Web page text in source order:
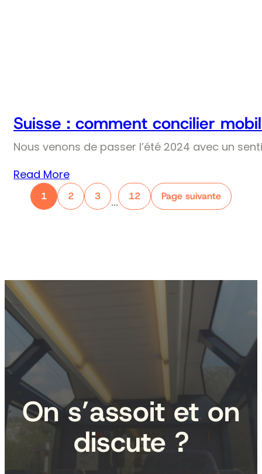
Suisse : comment concilier
Nous venons de passer l’été 2024 avec un
Read More
1 2 3
…
12 Page suivante
On s’assoit et on
discute ?